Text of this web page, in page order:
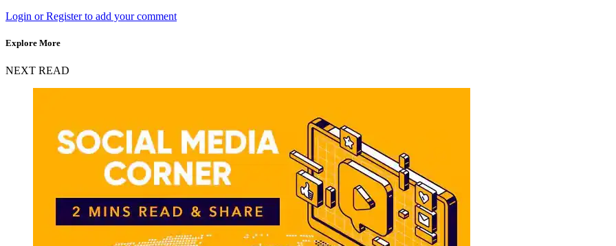
Login or Register to add your comment
Explore More
NEXT READ